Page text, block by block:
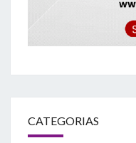
CATEGORIAS